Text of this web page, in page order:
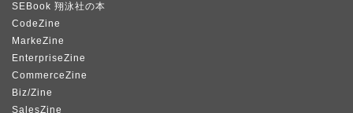
SEBook 翔泳社の本
CodeZine
MarkeZine
EnterpriseZine
CommerceZine
Biz/Zine
SalesZine